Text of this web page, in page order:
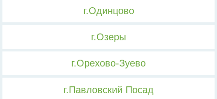
г.Одинцово
г.Озеры
г.Орехово-Зуево
г.Павловский Посад